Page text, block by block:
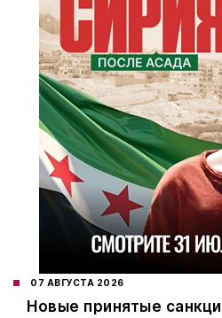
07 АВГУСТА 2026
Новые принятые